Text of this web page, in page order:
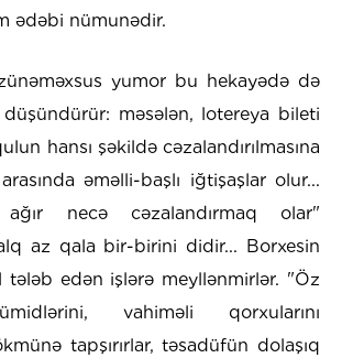
ədəbi nümunədir.
yumor bu hekayədə də
məsələn, lotereya bileti
hansı şəkildə cəzalandırılmasına
əməlli-başlı iğtişaşlar olur...
necə cəzalandırmaq olar"
az qala bir-birini didir... Borxesin
tələb edən işlərə meyllənmirlər. "Öz
vahiməli qorxularını
tapşırırlar, təsadüfün dolaşıq